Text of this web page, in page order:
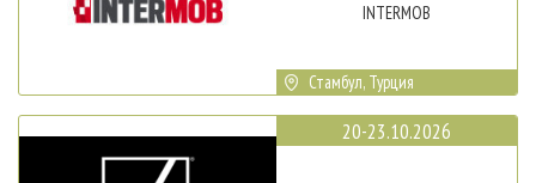
INTERMOB
Стамбул, Турция
20-23.10.2026